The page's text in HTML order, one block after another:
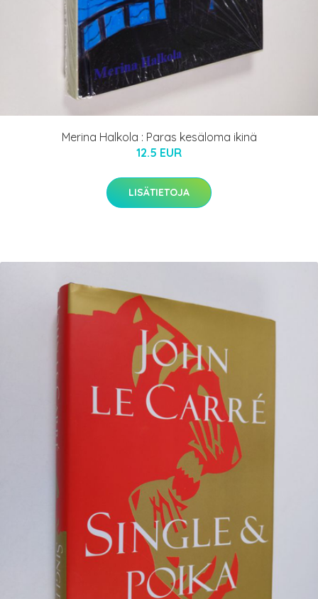
Merina Halkola : Paras kesäloma ikinä
12.5 EUR
LISÄTIETOJA